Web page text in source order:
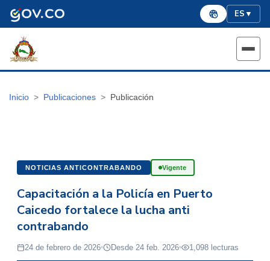
ES▼
Inicio Publicaciones Publicación
NOTICIAS ANTICONTRABANDO Vigente
Capacitación a la Policía en Puerto
Caicedo fortalece la lucha anti
contrabando
24 de febrero de 2026 Desde 24 feb. 2026 1,098 lecturas